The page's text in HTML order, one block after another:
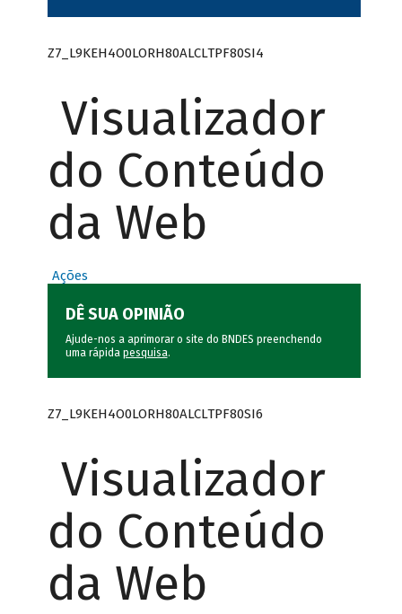
Z7_L9KEH4O0LORH80ALCLTPF80SI4
Visualizador
do Conteúdo
da Web
Ações
DÊ SUA OPINIÃO
Ajude-nos a aprimorar o site do BNDES preenchendo
uma rápida pesquisa.
Z7_L9KEH4O0LORH80ALCLTPF80SI6
Visualizador
do Conteúdo
da Web